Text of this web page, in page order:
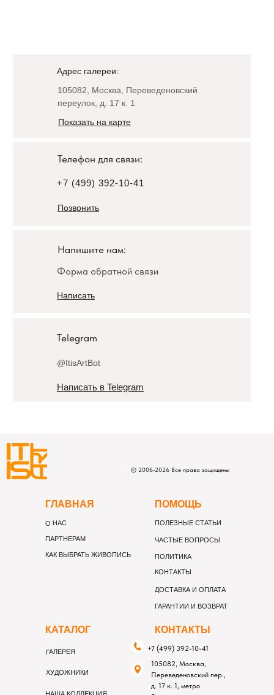
Адрес галереи:
Телефон для связи:
Напишите нам:
Telegram
105082, Москва, Переведеновский
переулок, д. 17 к. 1
Показать на карте
+7 (499) 392-10-41
Позвонить
Написать
Написать в Telegram
Форма обратной связи
@ItisArtBot
О НАС
ГАЛЕРЕЯ
ГЛАВНАЯ
КОНТАКТЫ
КАТАЛОГ
ПОМОЩЬ
ХУДОЖНИКИ
ЧАСТЫЕ ВОПРОСЫ
ПОЛЕЗНЫЕ СТАТЬИ
КАК ВЫБРАТЬ ЖИВОПИСЬ
ПАРТНЕРАМ
КОНТАКТЫ
ДОСТАВКА И ОПЛАТА
ГАРАНТИИ И ВОЗВРАТ
© 2006-2026 Все права защищены
ПОЛИТИКА
НАША КОЛЛЕКЦИЯ
105082, Москва,
Переведеновский пер.,
д. 17 к. 1, метро
+7 (499) 392-10-41